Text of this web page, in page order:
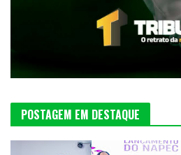
POSTAGEM EM DESTAQUE